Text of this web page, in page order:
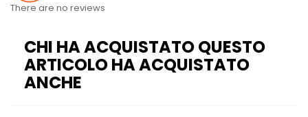
There are no reviews
CHI HA ACQUISTATO QUESTO
ARTICOLO HA ACQUISTATO
ANCHE